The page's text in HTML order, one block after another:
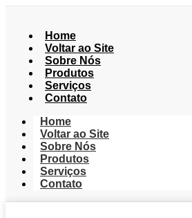
Home
Voltar ao Site
Sobre Nós
Produtos
Serviços
Contato
Home
Voltar ao Site
Sobre Nós
Produtos
Serviços
Contato